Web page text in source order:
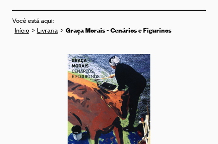
Você está aqui:
Início
Livraria Graça Morais - Cenários e Figurinos